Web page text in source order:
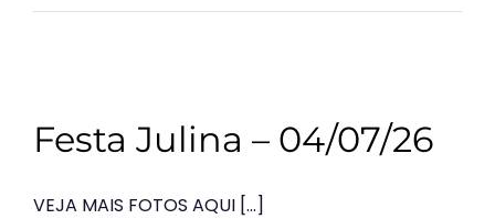
Festa Julina – 04/07/26
VEJA MAIS FOTOS AQUI [...]